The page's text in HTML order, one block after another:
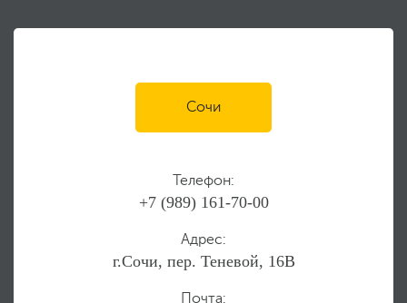
Сочи
Телефон:
+7 (989) 161-70-00
Адрес:
г.Сочи, пер. Теневой, 16В
Почта: